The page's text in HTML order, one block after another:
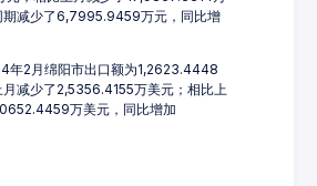
期减少了6,7995.9459万元，同比增
年2月绵阳市出口额为1,2623.4448
减少了2,5356.4155万美元；相比上
万美元，同比增加